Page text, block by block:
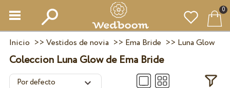
0
Inicio >> Vestidos de novia >> Ema Bride >> Luna Glow
Coleccion Luna Glow de Ema Bride